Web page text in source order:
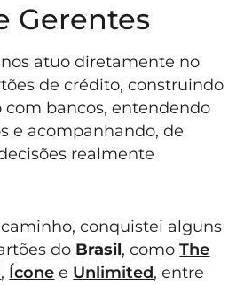
Gerentes
atuo diretamente no
de crédito, construindo
bancos, entendendo
e acompanhando, de
realmente
conquistei alguns
do Brasil, comoThe
, Ícone e Unlimited, entre